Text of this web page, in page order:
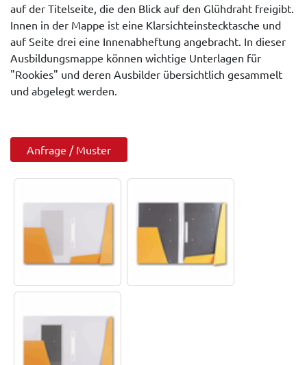
auf der Titelseite, die den Blick auf den Glühdraht freigibt.
Innen in der Mappe ist eine Klarsichteinstecktasche und
auf Seite drei eine Innenabheftung angebracht. In dieser
Ausbildungsmappe können wichtige Unterlagen für
"Rookies" und deren Ausbilder übersichtlich gesammelt
und abgelegt werden.
Anfrage / Muster